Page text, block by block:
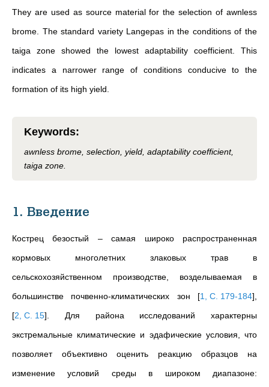
They are used as source material for the selection of awnless
brome. The standard variety Langepas in the conditions of the
taiga zone showed the lowest adaptability coefficient. This
indicates a narrower range of conditions conducive to the
formation of its high yield.
Keywords:
awnless brome, selection, yield, adaptability coefficient,
taiga zone.
1. Введение
Кострец безостый – самая широко распространенная
кормовых многолетних злаковых трав в
сельскохозяйственном производстве, возделываемая в
большинстве почвенно-климатических зон [1, С. 179-184]
[2, С. 15] . Для района исследований характерны
экстремальные климатические и эдафические условия, что
позволяет объективно оценить реакцию образцов на
изменение условий среды в широком диапазоне: